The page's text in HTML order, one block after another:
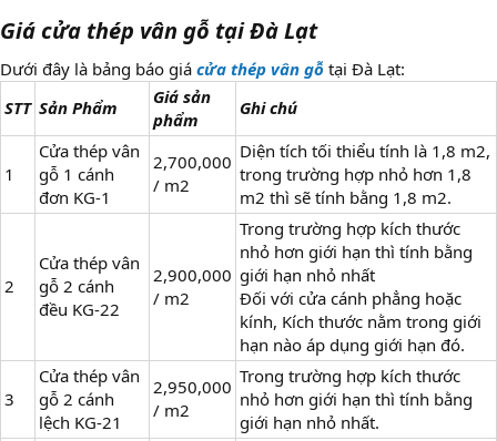
Giá cửa thép vân gỗ tại Đà Lạt
Dưới đây là bảng báo giá cửa thép vân gỗ tại Đà Lạt:
STT Sản Phẩm
Giá sản
phẩm
Ghi chú
1
Cửa thép vân
gỗ 1 cánh
đơn KG-1
2,700,000
/ m2
Diện tích tối thiểu tính là 1,8 m2,
trong trường hợp nhỏ hơn 1,8
m2 thì sẽ tính bằng 1,8 m2.
2
Cửa thép vân
gỗ 2 cánh
đều KG-22
2,900,000
/ m2
Trong trường hợp kích thước
nhỏ hơn giới hạn thì tính bằng
giới hạn nhỏ nhất
Đối với cửa cánh phẳng hoặc
kính, Kích thước nằm trong giới
hạn nào áp dụng giới hạn đó.
3
Cửa thép vân
gỗ 2 cánh
lệch KG-21
2,950,000
/ m2
Trong trường hợp kích thước
nhỏ hơn giới hạn thì tính bằng
giới hạn nhỏ nhất.